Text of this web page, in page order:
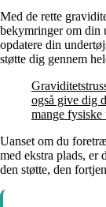
Med de rette
bekymringer om din
opdatere din
støtte dig gennem
også give dig
mange fysiske
Uanset om du
med ekstra plads, er
den støtte, den